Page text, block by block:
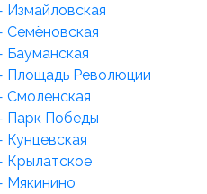
Семёновская
Площадь Революции
Смоленская
Парк Победы
Крылатское
Мякинино